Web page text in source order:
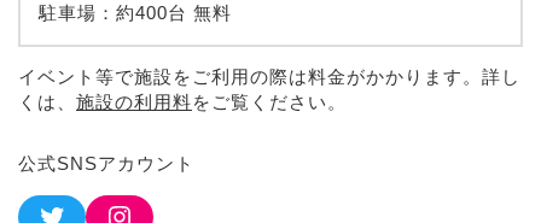
駐車場：約400台 無料
イベント等で施設をご利用の際は料金がかかります。詳し
くは、 施設の利用料をご覧ください。
公式SNSアカウント